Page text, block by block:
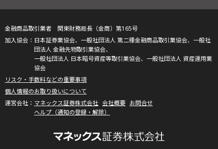
金融商品取引業者 関東財務局長（金商）第165号
日本証券業協会、一般社団法人 第二種金融商品取引業協会、一般社
団法人 金融先物取引業協会、
一般社団法人 日本暗号資産等取引業協会、一般社団法人 資産運用業
協会
リスク・手数料などの重要事項
個人情報のお取り扱いについて
マネックス証券株式会社 会社概要 お問合せ
ヘルプ（通知の登録・解除）